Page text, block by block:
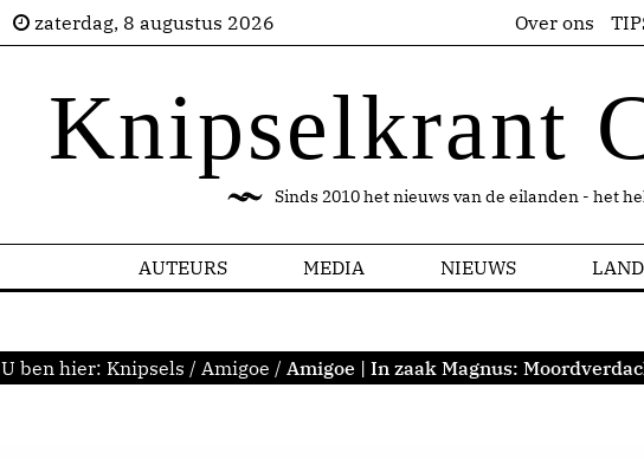
zaterdag, 8 augustus 2026 Over ons
Knipselkrant
Sinds 2010 het nieuws van de eilanden - het
AUTEURS MEDIA NIEUWS
U ben hier: Knipsels / Amigoe / Amigoe | In zaak Magnus: